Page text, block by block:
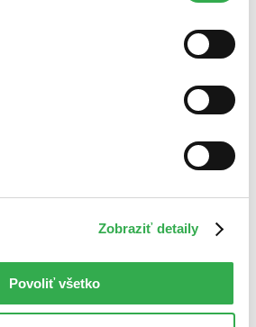
Zobraziť detaily
Povoliť všetko
vyhovujúci zadaným podmienkam.
výraz.